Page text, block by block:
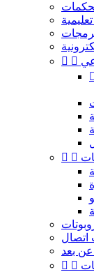
 

 
اتصال
بعد
 